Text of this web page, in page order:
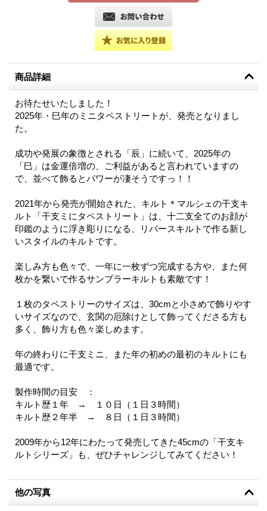
商品詳細
お待たせいたしました！
2025年・巳年のミニタペストリートが、発売となりまし
た。
成功や発展の象徴とされる「辰」に続いて、2025年の
「巳」は金運倍増の、ご利益があると言われていますの
で、並べて飾るとパワーが凄そうですっ！！
2021年から発売が開始された、キルト＊マルシェの干支キ
ルト「干支ミにタペストリート」は、十二支全てのお顔が
印鑑のように浮き彫りになる、リバースキルトで作る新し
いスタイルのキルトです。
楽しみ方も色々で、一年に一枚ずつ完成する方や、また何
枚かを繋いで作るサンプラーキルトも素敵です！
１枚のタペストリーのサイズは、30cmと小さめで飾りやす
いサイズなので、玄関の厄除けとして飾ってくださる方も
多く、飾り方も色々楽しめます。
年の終わりに干支ミニ、また年の初めの最初のキルトにも
最適です。
製作時間の目安 ：
キルト歴１年 → １０日（１日３時間）
キルト歴２年半 → ８日（１日３時間）
2009年から12年にわたって発売してきた45cmの「干支キ
ルトシリーズ」も、ぜひチャレンジしてみてください！
他の写真